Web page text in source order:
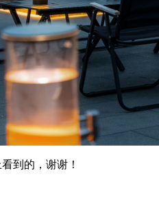
到的，谢谢！